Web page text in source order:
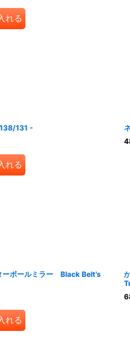
れる
131 -
れる
ボールミラー Black Belt's
れる